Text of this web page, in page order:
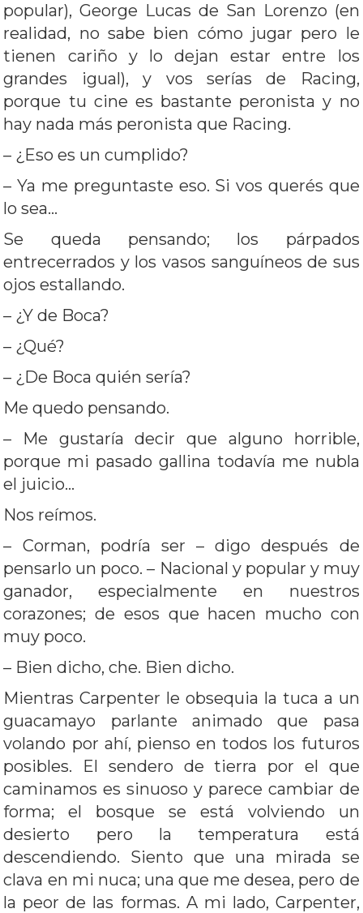
popular), George Lucas de San Lorenzo (en
realidad, no sabe bien cómo jugar pero le
tienen cariño y lo dejan estar entre los
grandes igual), y vos serías de Racing,
porque tu cine es bastante peronista y no
hay nada más peronista que Racing.
– ¿Eso es un cumplido?
– Ya me preguntaste eso. Si vos querés que
lo sea…
Se queda pensando; los párpados
entrecerrados y los vasos sanguíneos de sus
ojos estallando.
– ¿Y de Boca?
– ¿Qué?
– ¿De Boca quién sería?
Me quedo pensando.
– Me gustaría decir que alguno horrible,
porque mi pasado gallina todavía me nubla
el juicio…
Nos reímos.
– Corman, podría ser – digo después de
pensarlo un poco. – Nacional y popular y muy
ganador, especialmente en nuestros
corazones; de esos que hacen mucho con
muy poco.
– Bien dicho, che. Bien dicho.
Mientras Carpenter le obsequia la tuca a un
guacamayo parlante animado que pasa
volando por ahí, pienso en todos los futuros
posibles. El sendero de tierra por el que
caminamos es sinuoso y parece cambiar de
forma; el bosque se está volviendo un
desierto pero la temperatura está
descendiendo. Siento que una mirada se
clava en mi nuca; una que me desea, pero de
la peor de las formas. A mi lado, Carpenter,